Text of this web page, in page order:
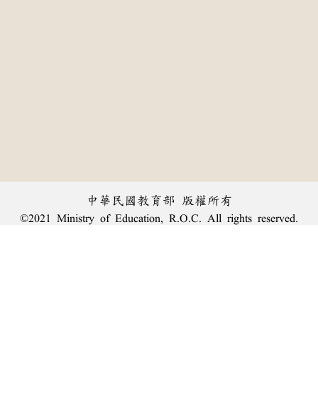
中華民國教育部 版權所有
©2021 Ministry of Education, R.O.C. All rights reserved.